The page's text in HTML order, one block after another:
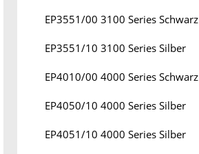
EP3551/00 3100 Series Schwarz
EP3551/10 3100 Series Silber
EP4010/00 4000 Series Schwarz
EP4050/10 4000 Series Silber
EP4051/10 4000 Series Silber